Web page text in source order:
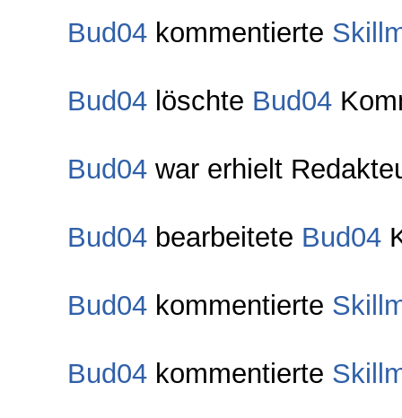
Bud04 kommentierte
Bud04 löschte Bud04
Bud04 war erhielt
Bud04 bearbeitete Bud04
Bud04 kommentierte
Bud04 kommentierte